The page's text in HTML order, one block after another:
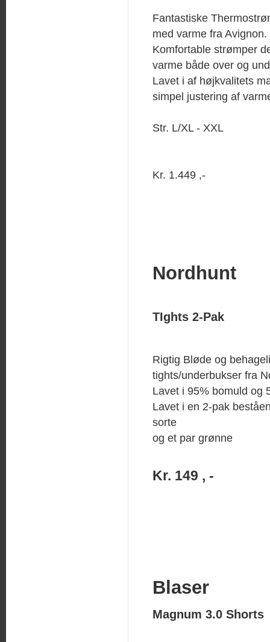
Fantastiske
med varme fra Avignon.
Komfortable strømper
varme både over og
Lavet i af højkvalitets
simpel justering af
Str. L/XL - XXL
Kr. 1.449 ,-
Nordhunt
TIghts 2-Pak
Rigtig Bløde og
tights/underbukser fra
Lavet i 95% bomuld og
Lavet i en 2-pak
sorte
og et par grønne
Kr. 149 , -
Blaser
Magnum 3.0 Shorts